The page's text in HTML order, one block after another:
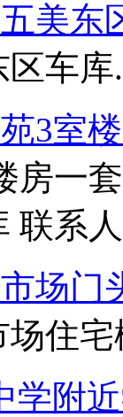
美东
车库
3室
房一
联系
场门
住
学附